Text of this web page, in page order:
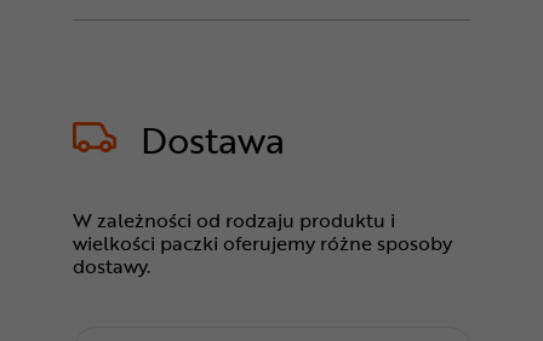
Dostawa
W zależności od rodzaju produktu i
wielkości paczki oferujemy różne sposoby
dostawy.